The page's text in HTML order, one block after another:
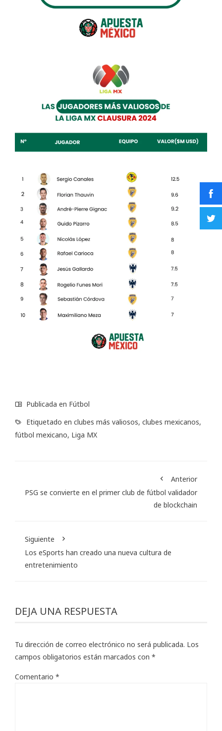
Publicada en Fútbol
Etiquetado en clubes más valiosos, clubes mexicanos,
fútbol mexicano, Liga MX
Anterior
PSG se convierte en el primer club de fútbol validador
de blockchain
Siguiente
Los eSports han creado una nueva cultura de
entretenimiento
DEJA UNA RESPUESTA
Tu dirección de correo electrónico no será publicada. Los
campos obligatorios están marcados con *
Comentario *